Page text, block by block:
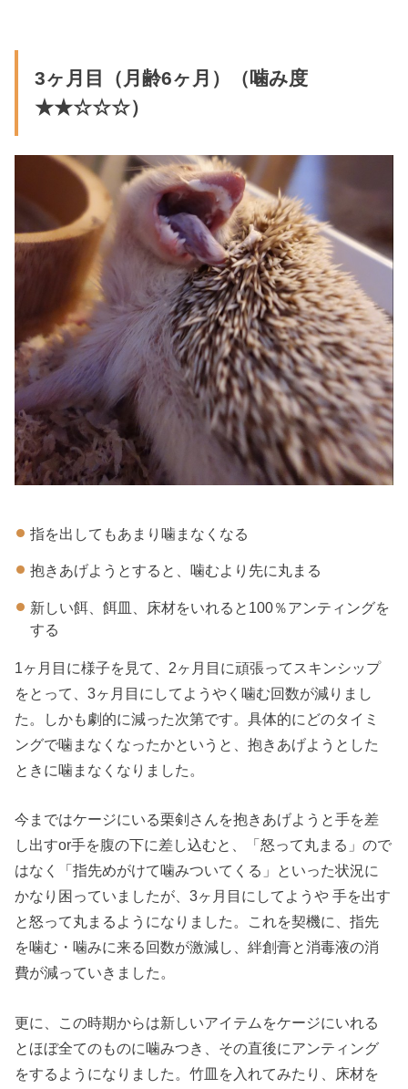
3ヶ月目（月齢6ヶ月）（噛み度
★★☆☆☆）
指を出してもあまり噛まなくなる
抱きあげようとすると、噛むより先に丸まる
新しい餌、餌皿、床材をいれると100％アンティングを
する
1ヶ月目に様子を見て、2ヶ月目に頑張ってスキンシップ
をとって、3ヶ月目にしてようやく噛む回数が減りまし
た。しかも劇的に減った次第です。具体的にどのタイミ
ングで噛まなくなったかというと、抱きあげようとした
ときに噛まなくなりました。
今まではケージにいる栗剣さんを抱きあげようと手を差
し出すor手を腹の下に差し込むと、「怒って丸まる」ので
はなく「指先めがけて噛みついてくる」といった状況に
かなり困っていましたが、3ヶ月目にしてようや 手を出す
と怒って丸まるようになりました。これを契機に、指先
を噛む・噛みに来る回数が激減し、絆創膏と消毒液の消
費が減っていきました。
更に、この時期からは新しいアイテムをケージにいれる
とほぼ全てのものに噛みつき、その直後にアンティング
をするようになりました。竹皿を入れてみたり、床材を